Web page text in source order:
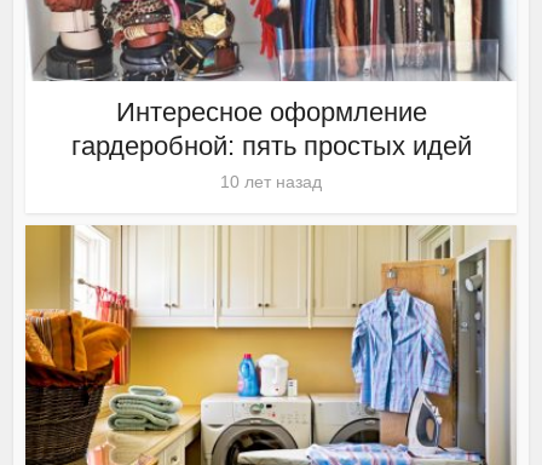
Интересное оформление
гардеробной: пять простых идей
10 лет назад